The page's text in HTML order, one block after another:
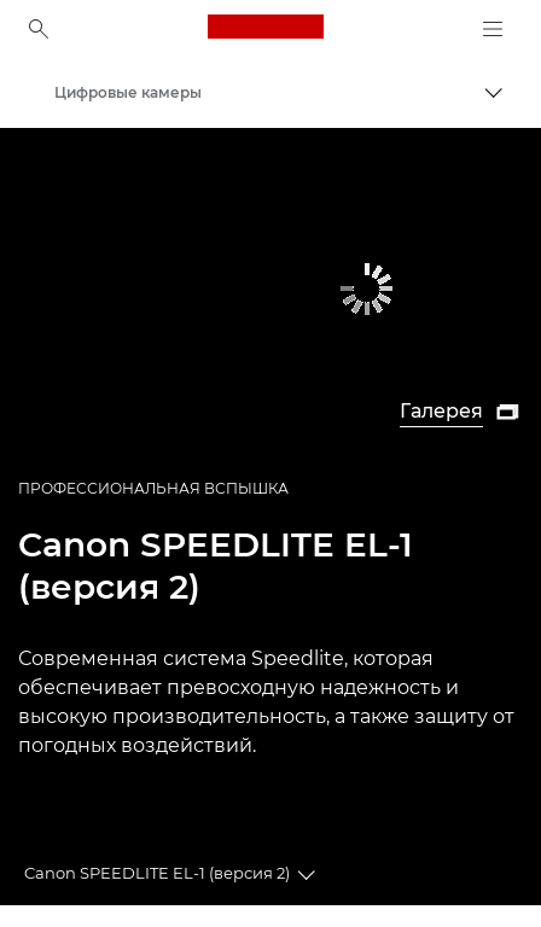
Canon Logo, back to
Цифровые камеры
Галерея 
ПРОФЕССИОНАЛЬНАЯ ВСПЫШКА
Canon SPEEDLITE EL-1
(версия 2)
Современная система Speedlite, которая
обеспечивает превосходную надежность и
высокую производительность, а также защиту от
погодных воздействий.
Canon SPEEDLITE EL-1 (версия 2)
Toggle breadcrumbs